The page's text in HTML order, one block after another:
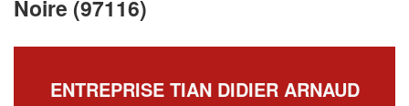
Noire (97116)
ENTREPRISE TIAN DIDIER ARNAUD